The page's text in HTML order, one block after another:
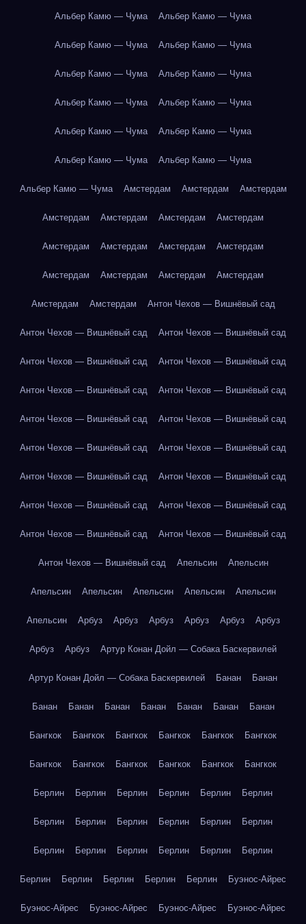
Альбер Камю — Чума Альбер Камю — Чума
Альбер Камю — Чума Альбер Камю — Чума
Альбер Камю — Чума Альбер Камю — Чума
Альбер Камю — Чума Альбер Камю — Чума
Альбер Камю — Чума Альбер Камю — Чума
Альбер Камю — Чума Альбер Камю — Чума
Альбер Камю — Чума Амстердам Амстердам Амстердам
Амстердам Амстердам Амстердам Амстердам
Амстердам Амстердам Амстердам Амстердам
Амстердам Амстердам Амстердам Амстердам
Амстердам Амстердам Антон Чехов — Вишнёвый сад
Антон Чехов — Вишнёвый сад Антон Чехов — Вишнёвый сад
Антон Чехов — Вишнёвый сад Антон Чехов — Вишнёвый сад
Антон Чехов — Вишнёвый сад Антон Чехов — Вишнёвый сад
Антон Чехов — Вишнёвый сад Антон Чехов — Вишнёвый сад
Антон Чехов — Вишнёвый сад Антон Чехов — Вишнёвый сад
Антон Чехов — Вишнёвый сад Антон Чехов — Вишнёвый сад
Антон Чехов — Вишнёвый сад Антон Чехов — Вишнёвый сад
Антон Чехов — Вишнёвый сад Антон Чехов — Вишнёвый сад
Антон Чехов — Вишнёвый сад Апельсин Апельсин
Апельсин Апельсин Апельсин Апельсин Апельсин
Апельсин Арбуз Арбуз Арбуз Арбуз Арбуз Арбуз
Арбуз Арбуз Артур Конан Дойл — Собака Баскервилей
Артур Конан Дойл — Собака Баскервилей Банан Банан
Банан Банан Банан Банан Банан Банан Банан
Бангкок Бангкок Бангкок Бангкок Бангкок Бангкок
Бангкок Бангкок Бангкок Бангкок Бангкок Бангкок
Берлин Берлин Берлин Берлин Берлин Берлин
Берлин Берлин Берлин Берлин Берлин Берлин
Берлин Берлин Берлин Берлин Берлин Берлин
Берлин Берлин Берлин Берлин Берлин Буэнос-Айрес
Буэнос-Айрес Буэнос-Айрес Буэнос-Айрес Буэнос-Айрес